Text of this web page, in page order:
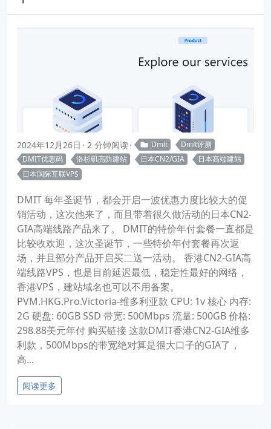
2024年12月26日 2 分钟阅读 Dmit
Dmit评测
DMIT优惠码
洛杉矶高防建站 日本CN2/GIA
日本高端建站
日本国际互联VPS
DMIT 每年圣诞节，都会开启一波优惠力度比较大的促
销活动，这次他来了，而且带着很久做活动的日本CN2-
GIA高端线路产品来了。 DMIT的特价年付套餐一直都是
比较收欢迎，这次圣诞节，一些特价年付套餐再次返
场，并且部分产品开启买二送一活动。 香港CN2-GIA高
端线路VPS，也是目前延迟最低，稳定性最好的网络，
香港VPS，建站域名也可以不用备案。
PVM.HKG.Pro.Victoria-维多利亚款 CPU: 1v 核心 内存:
2G 硬盘: 60GB SSD 带宽: 500Mbps 流量: 500GB 价格:
298.88美元年付 购买链接 这款DMIT香港CN2-GIA维多
利款，500Mbps的带宽绝对算是很大口子的GIA了，
高...
阅读更多